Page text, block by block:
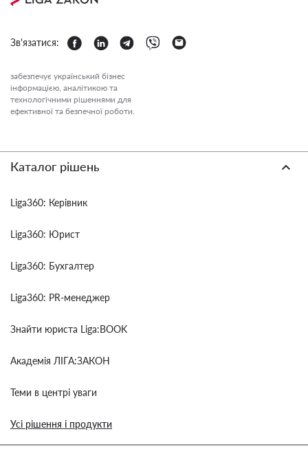
Зв'язатися:
забезпечує український бізнес
інформацією, аналітикою та
технологічними рішеннями для
ефективної та безпечної роботи.
Каталог рішень
Liga360: Керівник
Liga360: Юрист
Liga360: Бухгалтер
Liga360: PR-менеджер
Знайти юриста Liga:BOOK
Академія ЛІГА:ЗАКОН
Теми в центрі уваги
Усі рішення і продукти